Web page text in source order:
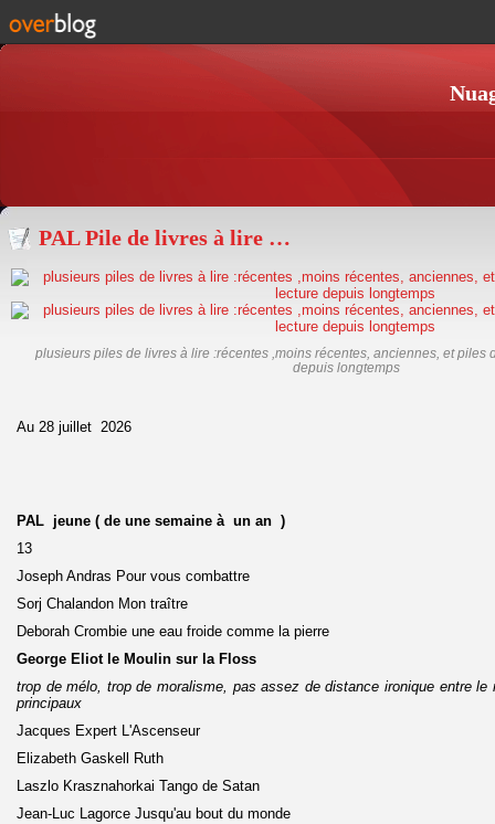
PAL Pile de livres à lire …
plusieurs piles de livres à lire :récentes ,moins récentes, anciennes, et piles
depuis longtemps
Au 28 juillet 2026
PAL jeune ( de une semaine à un an )
13
Joseph Andras Pour vous combattre
Sorj Chalandon Mon traître
Deborah Crombie une eau froide comme la pierre
George Eliot le Moulin sur la Floss
trop de mélo, trop de moralisme, pas assez de distance ironique entre le
principaux
Jacques Expert L'Ascenseur
Elizabeth Gaskell Ruth
Laszlo Krasznahorkai Tango de Satan
Jean-Luc Lagorce Jusqu'au bout du monde